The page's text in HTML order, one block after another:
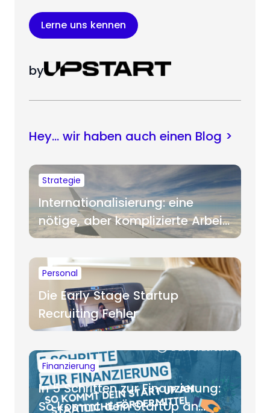
Lerne uns kennen
by
Hey… wir haben auch einen Blog >
Strategie
Internationalisierung: eine
nötige, aber komplizierte Arbeit
für Startups
Personal
Die Early Stage Startup
Recruiting Fehler
Finanzierung
In 5 Schritten zur Finanzierung:
So kommt dein StartUp an